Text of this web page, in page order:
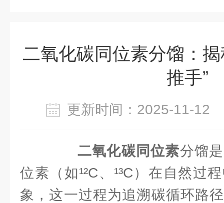
二氧化碳同位素分馏：
推手”
更新时间：2025-11-
二氧化碳同位素分馏
位素（如¹²C、¹³C）在自然过
象，这一过程为追溯碳循环路